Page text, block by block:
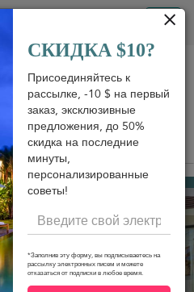
СКИДКА $10?
Присоединяйтесь к
рассылке, -10 $ на первый
заказ, эксклюзивные
предложения, до 50%
скидка на последние
минуты,
персонализированные
советы!
*Заполнив эту форму, вы подписываетесь на
рассылку электронных писем и можете
отказаться от подписки в любое время.